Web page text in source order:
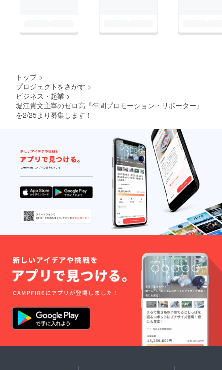
トップ >
プロジェクトをさがす >
ビジネス・起業 >
堀江貴文主宰のゼロ高『年間プロモーション・サポーター』
を2/25より募集します！